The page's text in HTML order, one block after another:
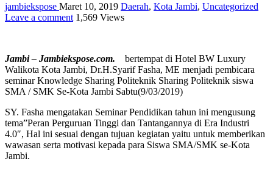
jambiekspose Maret 10, 2019 Daerah, Kota Jambi, Uncategorized
Leave a comment 1,569 Views
Jambi – Jambiekspose.com. bertempat di Hotel BW Luxury
Walikota Kota Jambi, Dr.H.Syarif Fasha, ME menjadi pembicara
seminar Knowledge Sharing Politeknik Sharing Politeknik siswa
SMA / SMK Se-Kota Jambi Sabtu(9/03/2019)
SY. Fasha mengatakan Seminar Pendidikan tahun ini mengusung
tema”Peran Perguruan Tinggi dan Tantangannya di Era Industri
4.0″, Hal ini sesuai dengan tujuan kegiatan yaitu untuk memberikan
wawasan serta motivasi kepada para Siswa SMA/SMK se-Kota
Jambi.